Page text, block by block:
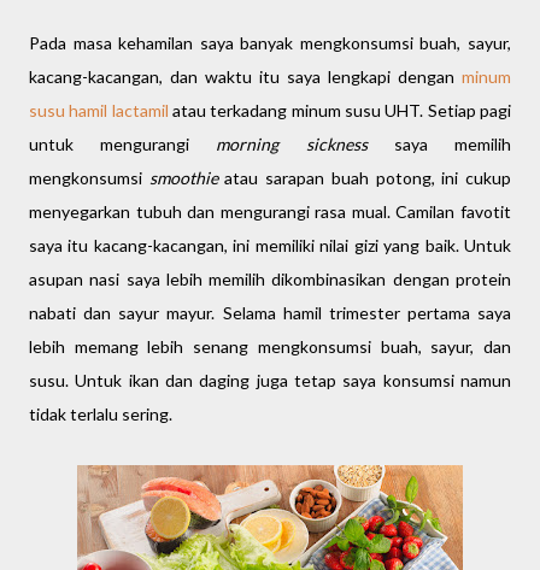
Pada masa kehamilan saya banyak mengkonsumsi buah, sayur,
kacang-kacangan, dan waktu itu saya lengkapi dengan minum
susu hamil lactamil atau terkadang minum susu UHT. Setiap pagi
untuk mengurangi morning sicknesssaya memilih
mengkonsumsi smoothieatau sarapan buah potong, ini cukup
menyegarkan tubuh dan mengurangi rasa mual. Camilan favotit
saya itu kacang-kacangan, ini memiliki nilai gizi yang baik. Untuk
asupan nasi saya lebih memilih dikombinasikan dengan protein
nabati dan sayur mayur. Selama hamil trimester pertama saya
lebih memang lebih senang mengkonsumsi buah, sayur, dan
susu. Untuk ikan dan daging juga tetap saya konsumsi namun
tidak terlalu sering.